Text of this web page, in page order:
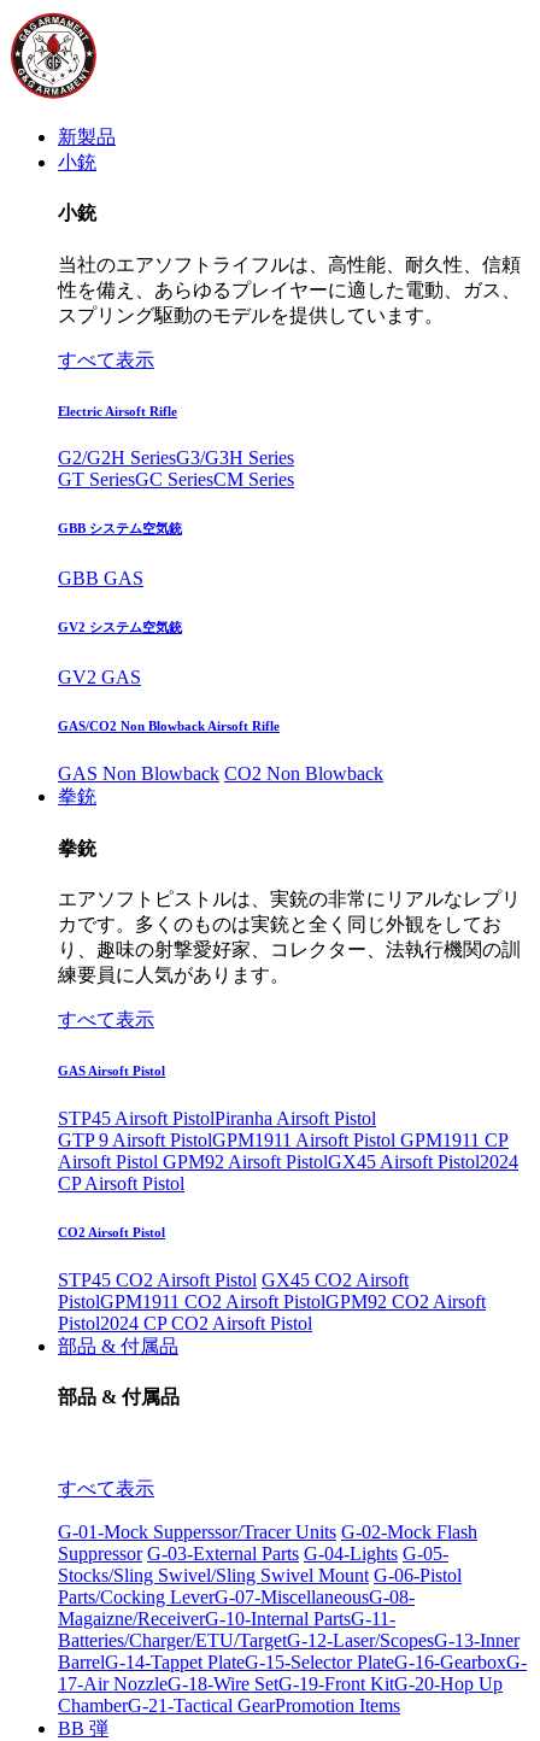
新製品
小銃
小銃
当社のエアソフトライフルは、高性能、耐久性、信頼
性を備え、あらゆるプレイヤーに適した電動、ガス、
スプリング駆動のモデルを提供しています。
すべて表示
Electric Airsoft Rifle
G2/G2H SeriesG3/G3H Series
GT SeriesGC SeriesCM Series
GBB システム空気銃
GBB GAS
GV2 システム空気銃
GV2 GAS
GAS/CO2 Non Blowback Airsoft Rifle
GAS Non Blowback CO2 Non Blowback
拳銃
拳銃
エアソフトピストルは、実銃の非常にリアルなレプリ
カです。多くのものは実銃と全く同じ外観をしてお
り、趣味の射撃愛好家、コレクター、法執行機関の訓
練要員に人気があります。
すべて表示
GAS Airsoft Pistol
STP45 Airsoft PistolPiranha Airsoft Pistol
GTP 9 Airsoft PistolGPM1911 Airsoft Pistol GPM1911 CP
Airsoft Pistol GPM92 Airsoft PistolGX45 Airsoft Pistol2024
CP Airsoft Pistol
CO2 Airsoft Pistol
STP45 CO2 Airsoft Pistol GX45 CO2 Airsoft
PistolGPM1911 CO2 Airsoft PistolGPM92 CO2 Airsoft
Pistol2024 CP CO2 Airsoft Pistol
部品 & 付属品
部品 & 付属品
すべて表示
G-01-Mock Supperssor/Tracer Units G-02-Mock Flash
Suppressor G-03-External Parts G-04-Lights G-05-
Stocks/Sling Swivel/Sling Swivel Mount G-06-Pistol
Parts/Cocking LeverG-07-MiscellaneousG-08-
Magaizne/ReceiverG-10-Internal PartsG-11-
Batteries/Charger/ETU/TargetG-12-Laser/ScopesG-13-Inner
BarrelG-14-Tappet PlateG-15-Selector PlateG-16-GearboxG-
17-Air NozzleG-18-Wire SetG-19-Front KitG-20-Hop Up
ChamberG-21-Tactical GearPromotion Items
BB 弾